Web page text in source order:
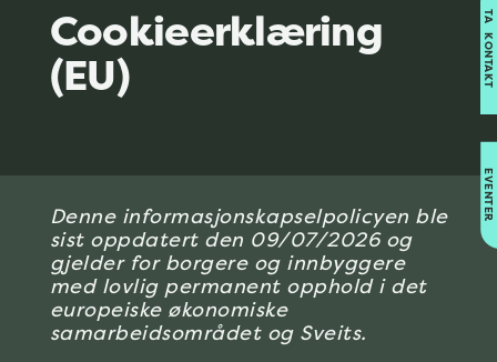
Cookieerklæring
(EU)
Denne informasjonskapselpolicyen ble
sist oppdatert den 09/07/2026 og
gjelder for borgere og innbyggere
med lovlig permanent opphold i det
europeiske økonomiske
samarbeidsområdet og Sveits.
TA KONTAKT
EVENTER